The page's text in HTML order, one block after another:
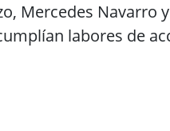
Mercedes Navarro
labores de